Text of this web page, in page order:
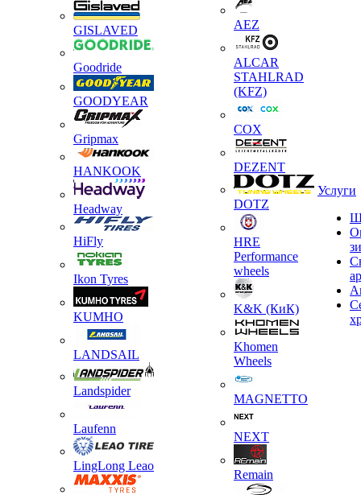
GISLAVED
Goodride
GOODYEAR
Gripmax
HANKOOK
Headway
HiFly
Ikon Tyres
KUMHO
LANDSAIL
Landspider
Laufenn
LingLong Leao
AEZ
ALCAR
STAHLRAD
(KFZ)
COX
DEZENT
DOTZ
HRE
Performance
wheels
K&K (КиК)
Khomen
Wheels
MAGNETTO
NEXT
Remain
Услуги